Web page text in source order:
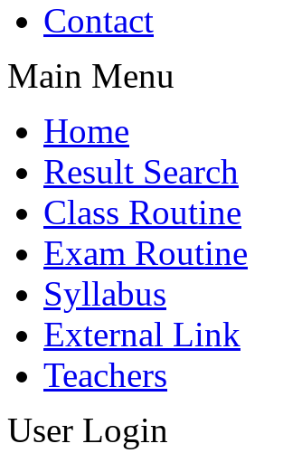
Contact
Main Menu
Home
Result Search
Class Routine
Exam Routine
Syllabus
External Link
Teachers
User Login